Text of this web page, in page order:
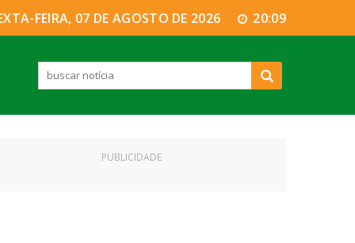
FEIRA, 07 DE AGOSTO DE 2026 20:09
PUBLICIDADE